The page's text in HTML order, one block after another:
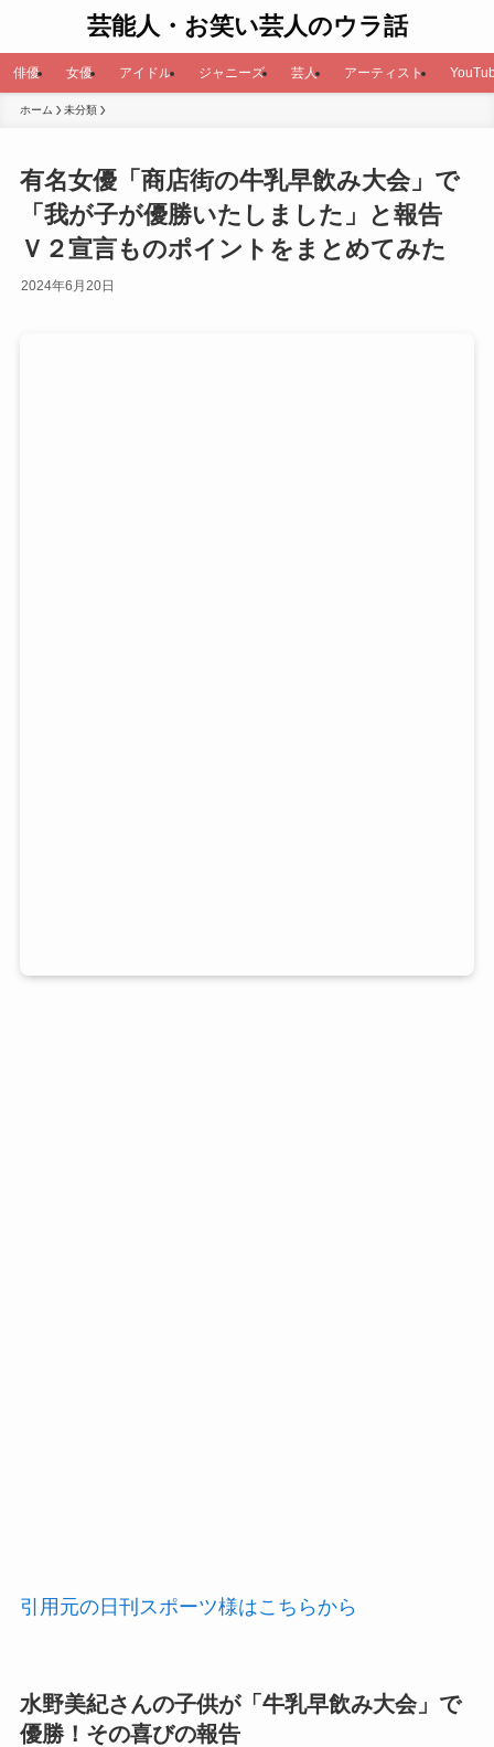
芸能人・お笑い芸人のウラ話
俳優 女優 アイドル ジャニーズ 芸人 アーティスト
ホーム 未分類
有名女優「商店街の牛乳早飲み大会」で
「我が子が優勝いたしました」と報告
Ｖ２宣言ものポイントをまとめてみた
2024年6月20日
引用元の日刊スポーツ様はこちらから
水野美紀さんの子供が「牛乳早飲み大会」で
優勝！その喜びの報告